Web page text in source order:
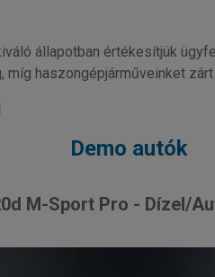
állapotban értékesítjük
haszongépjárműveinket
Demo autók
M-Sport Pro - Dízel/